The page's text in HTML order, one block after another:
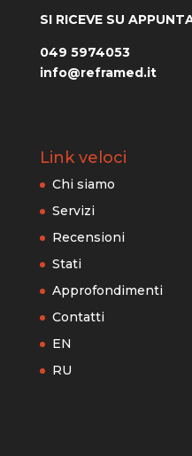
SI RICEVE SU
049 5974053
info@reframed.it
Link veloci
Chi siamo
Servizi
Recensioni
Stati
Approfondimenti
Contatti
EN
RU